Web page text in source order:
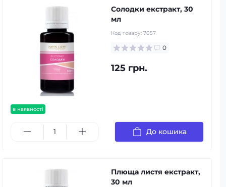
в наявності
Солодки екстракт, 30
мл
Код товару: 7057
0
125 грн.
До кошика
Плюща листя екстракт,
30 мл